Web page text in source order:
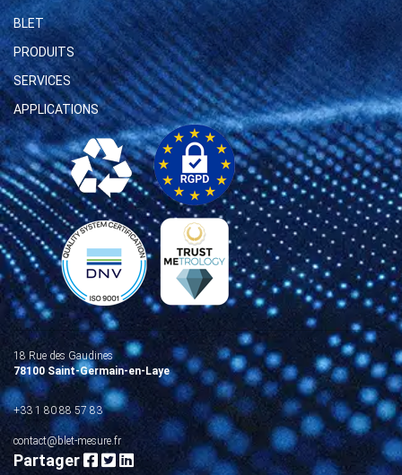
BLET
PRODUITS
SERVICES
APPLICATIONS
18 Rue des Gaudines
78100 Saint-Germain-en-Laye
+33 1 80 88 57 83
contact@blet-mesure.fr
Partager